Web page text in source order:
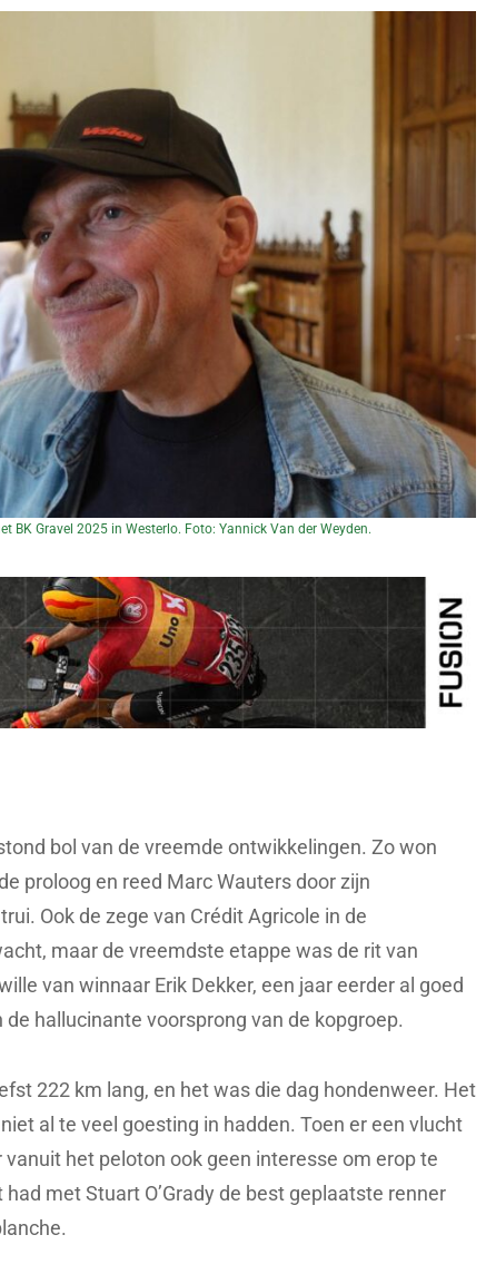
BK Gravel 2025 in Westerlo. Foto: Yannick Van der Weyden.
bol van de vreemde ontwikkelingen. Zo won
proloog en reed Marc Wauters door zijn
Ook de zege van Crédit Agricole in de
maar de vreemdste etappe was de rit van
van winnaar Erik Dekker, een jaar eerder al goed
hallucinante voorsprong van de kopgroep.
222 km lang, en het was die dag hondenweer. Het
al te veel goesting in hadden. Toen er een vlucht
het peloton ook geen interesse om erop te
met Stuart O’Grady de best geplaatste renner